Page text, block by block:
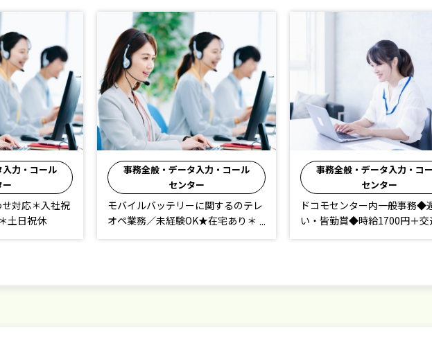
力・コール
ー
対応＊入社祝
土日祝休
事務全般・データ入力・コール
センター
モバイルバッテリーに関するのテレ
オペ業務／未経験OK★在宅あり＊
事務全般・データ入力・コ
センター
ドコモセンター内一般事務◆
い・皆勤賞◆時給1700円＋交